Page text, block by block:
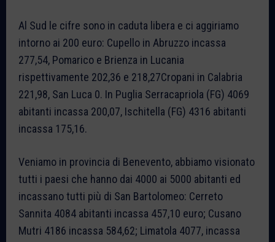
Al Sud le cifre sono in caduta libera e ci aggiriamo
intorno ai 200 euro: Cupello in Abruzzo incassa
277,54, Pomarico e Brienza in Lucania
rispettivamente 202,36 e 218,27Cropani in Calabria
221,98, San Luca 0. In Puglia Serracapriola (FG) 4069
abitanti incassa 200,07, Ischitella (FG) 4316 abitanti
incassa 175,16.
Veniamo in provincia di Benevento, abbiamo visionato
tutti i paesi che hanno dai 4000 ai 5000 abitanti ed
incassano tutti più di San Bartolomeo: Cerreto
Sannita 4084 abitanti incassa 457,10 euro; Cusano
Mutri 4186 incassa 584,62; Limatola 4077, incassa